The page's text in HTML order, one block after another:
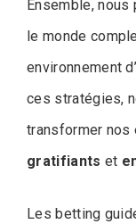
Ensemble, nous
le monde
environnement
ces stratégies,
transformer nos
gratifiants et
Les betting